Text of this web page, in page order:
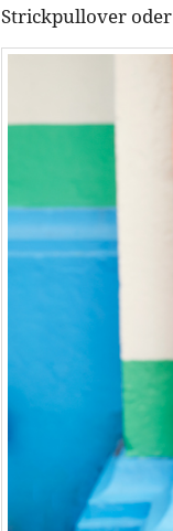
Strickpullover